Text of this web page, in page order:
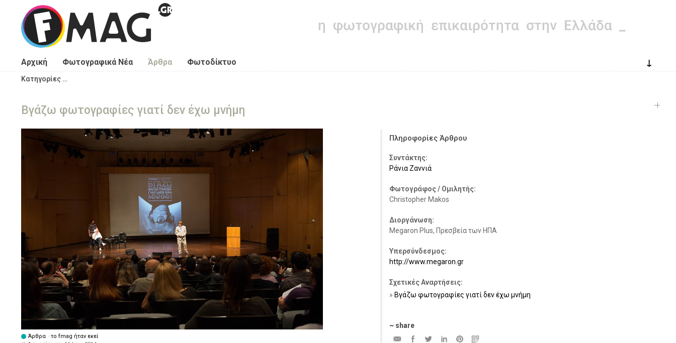
Παράκαμψη προς το κυρίως περιεχόμενο
Αρχική Φωτογραφικά Νέα Άρθρα Φωτοδίκτυο ↓
Κατηγορίες …
Βγάζω φωτογραφίες γιατί δεν έχω μνήμη
Άρθρα · το fmag ήταν εκεί
Πληροφορίες Άρθρου
Συντάκτης:
Ράνια Ζαννιά
Φωτογράφος / Ομιλητής:
Christopher Makos
Διοργάνωση:
Megaron Plus, Πρεσβεία των ΗΠΑ
Υπερσύνδεσμος:
http://www.megaron.gr
Σχετικές Αναρτήσεις:
Βγάζω φωτογραφίες γιατί δεν έχω μνήμη
~ share